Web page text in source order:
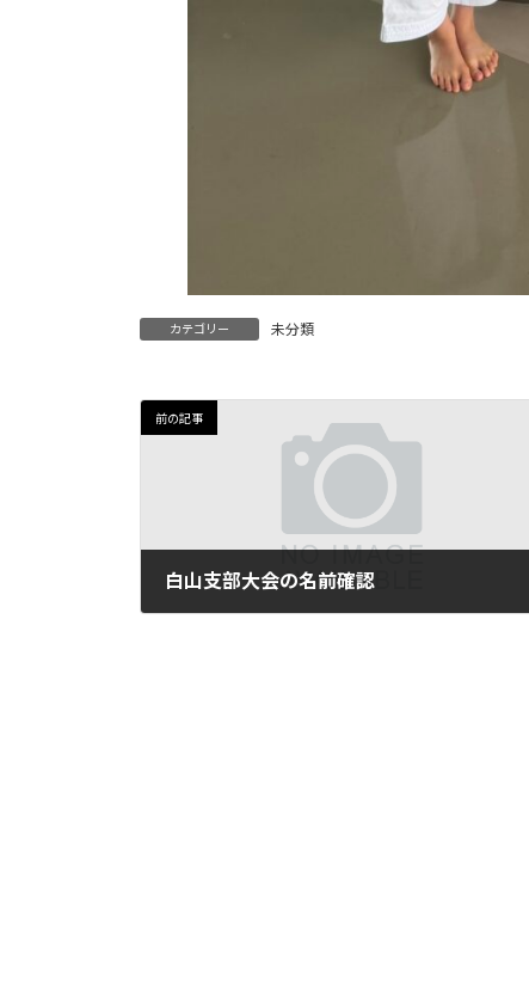
カテゴリー 未分類
前の記事
白山支部大会の名前確認